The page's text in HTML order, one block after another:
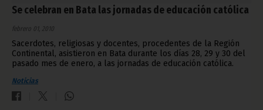
Se celebran en Bata las jornadas de educación católica
febrero 01, 2010
Sacerdotes, religiosas y docentes, procedentes de la Región
Continental, asistieron en Bata durante los días 28, 29 y 30 del
pasado mes de enero, a las jornadas de educación católica.
Noticias